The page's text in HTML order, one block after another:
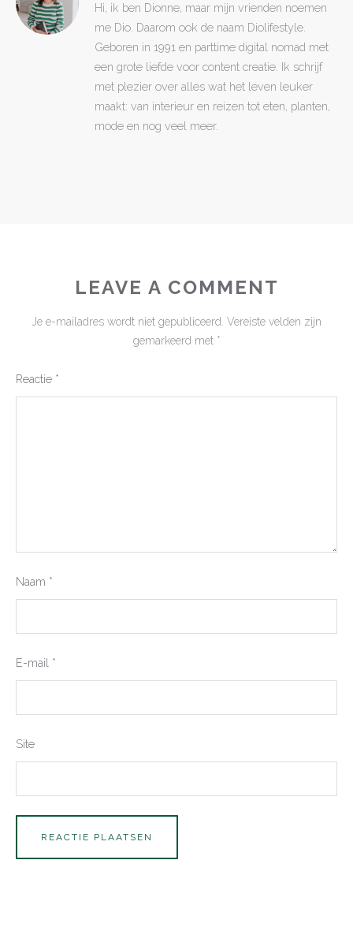
Hi, ik ben Dionne, maar mijn vrienden noemen
me Dio. Daarom ook de naam Diolifestyle.
Geboren in 1991 en parttime digital nomad met
een grote liefde voor content creatie. Ik schrijf
met plezier over alles wat het leven leuker
maakt: van interieur en reizen tot eten, planten,
mode en nog veel meer.
LEAVE A COMMENT
Je e-mailadres wordt niet gepubliceerd. Vereiste velden zijn
gemarkeerd met *
Reactie *
Naam *
E-mail *
Site